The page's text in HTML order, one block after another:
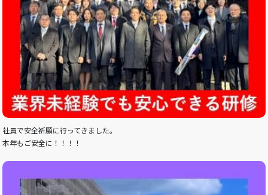
社員で安全祈願に行ってきました。
本年もご安全に！！！！